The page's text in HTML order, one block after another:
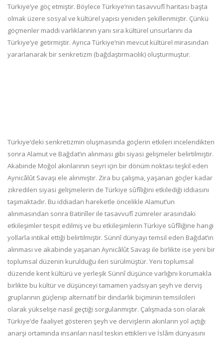
Türkiye’ye göç etmiştir. Böylece Türkiye’nin tasavvufî haritası başta
olmak üzere sosyal ve kültürel yapısı yeniden şekillenmiştir. Çünkü
göçmenler maddi varlıklarının yanı sıra kültürel unsurlarını da
Türkiye’ye getirmiştir. Ayrıca Türkiye’nin mevcut kültürel mirasından
yararlanarak bir senkretizm (bağdaştırmacılık) oluşturmuştur.
Türkiye’deki senkretizmin oluşmasında göçlerin etkileri incelendikten
sonra Alamut ve Bağdat’ın alınması gibi siyasi gelişmeler belirtilmiştir.
Akabinde Moğol akınlarının seyri için bir dönüm noktası teşkil eden
Aynicâlût Savaşı ele alınmıştır. Zira bu çalışma, yaşanan göçler kadar
zikredilen siyasi gelişmelerin de Türkiye sûfîliğini etkilediği iddiasını
taşımaktadır. Bu iddiadan hareketle öncelikle Alamut’un
alınmasından sonra Batinîler ile tasavvufî zümreler arasındaki
etkileşimler tespit edilmiş ve bu etkileşimlerin Türkiye sûfîliğine hangi
yollarla intikal ettiği belirtilmiştir. Sünnî dünyayı temsil eden Bağdat’ın
alınması ve akabinde yaşanan Aynicâlût Savaşı ile birlikte ise yeni bir
toplumsal düzenin kurulduğu ileri sürülmüştür. Yeni toplumsal
düzende kent kültürü ve yerleşik Sünnî düşünce varlığını korumakla
birlikte bu kültür ve düşünceyi tamamen yadsıyan şeyh ve derviş
gruplarının güçlenip alternatif bir dindarlık biçiminin temsilcileri
olarak yükselişe nasıl geçtiği sorgulanmıştır. Çalışmada son olarak
Türkiye’de faaliyet gösteren şeyh ve dervişlerin akınların yol açtığı
anarşi ortamında insanları nasıl teskin ettikleri ve İslâm dünyasını